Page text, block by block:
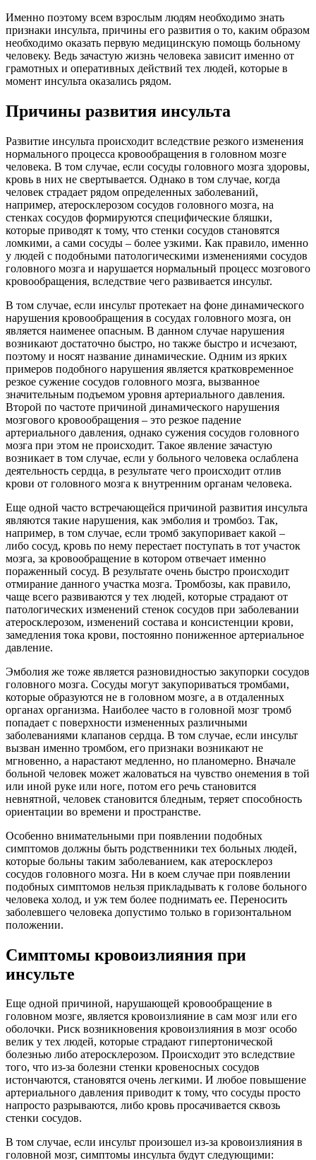
Именно поэтому всем взрослым людям необходимо знать
признаки инсульта, причины его развития о то, каким образом
необходимо оказать первую медицинскую помощь больному
человеку. Ведь зачастую жизнь человека зависит именно от
грамотных и оперативных действий тех людей, которые в
момент инсульта оказались рядом.
Причины развития инсульта
Развитие инсульта происходит вследствие резкого изменения
нормального процесса кровообращения в головном мозге
человека. В том случае, если сосуды головного мозга здоровы,
кровь в них не свертывается. Однако в том случае, когда
человек страдает рядом определенных заболеваний,
например, атеросклерозом сосудов головного мозга, на
стенках сосудов формируются специфические бляшки,
которые приводят к тому, что стенки сосудов становятся
ломкими, а сами сосуды – более узкими. Как правило, именно
у людей с подобными патологическими изменениями сосудов
головного мозга и нарушается нормальный процесс мозгового
кровообращения, вследствие чего развивается инсульт.
В том случае, если инсульт протекает на фоне динамического
нарушения кровообращения в сосудах головного мозга, он
является наименее опасным. В данном случае нарушения
возникают достаточно быстро, но также быстро и исчезают,
поэтому и носят название динамические. Одним из ярких
примеров подобного нарушения является кратковременное
резкое сужение сосудов головного мозга, вызванное
значительным подъемом уровня артериального давления.
Второй по частоте причиной динамического нарушения
мозгового кровообращения – это резкое падение
артериального давления, однако сужения сосудов головного
мозга при этом не происходит. Такое явление зачастую
возникает в том случае, если у больного человека ослаблена
деятельность сердца, в результате чего происходит отлив
крови от головного мозга к внутренним органам человека.
Еще одной часто встречающейся причиной развития инсульта
являются такие нарушения, как эмболия и тромбоз. Так,
например, в том случае, если тромб закупоривает какой –
либо сосуд, кровь по нему перестает поступать в тот участок
мозга, за кровообращение в котором отвечает именно
пораженный сосуд. В результате очень быстро происходит
отмирание данного участка мозга. Тромбозы, как правило,
чаще всего развиваются у тех людей, которые страдают от
патологических изменений стенок сосудов при заболевании
атеросклерозом, изменений состава и консистенции крови,
замедления тока крови, постоянно пониженное артериальное
давление.
Эмболия же тоже является разновидностью закупорки сосудов
головного мозга. Сосуды могут закупориваться тромбами,
которые образуются не в головном мозге, а в отдаленных
органах организма. Наиболее часто в головной мозг тромб
попадает с поверхности измененных различными
заболеваниями клапанов сердца. В том случае, если инсульт
вызван именно тромбом, его признаки возникают не
мгновенно, а нарастают медленно, но планомерно. Вначале
больной человек может жаловаться на чувство онемения в той
или иной руке или ноге, потом его речь становится
невнятной, человек становится бледным, теряет способность
ориентации во времени и пространстве.
Особенно внимательными при появлении подобных
симптомов должны быть родственники тех больных людей,
которые больны таким заболеванием, как атеросклероз
сосудов головного мозга. Ни в коем случае при появлении
подобных симптомов нельзя прикладывать к голове больного
человека холод, и уж тем более поднимать ее. Переносить
заболевшего человека допустимо только в горизонтальном
положении.
Симптомы кровоизлияния при
инсульте
Еще одной причиной, нарушающей кровообращение в
головном мозге, является кровоизлияние в сам мозг или его
оболочки. Риск возникновения кровоизлияния в мозг особо
велик у тех людей, которые страдают гипертонической
болезнью либо атеросклерозом. Происходит это вследствие
того, что из-за болезни стенки кровеносных сосудов
истончаются, становятся очень легкими. И любое повышение
артериального давления приводит к тому, что сосуды просто
напросто разрываются, либо кровь просачивается сквозь
стенки сосудов.
В том случае, если инсульт произошел из-за кровоизлияния в
головной мозг, симптомы инсульта будут следующими: